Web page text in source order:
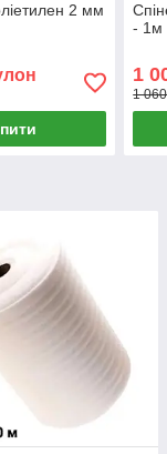
2 мм
- 1м
1
1